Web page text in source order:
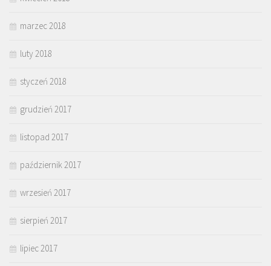
marzec 2018
luty 2018
styczeń 2018
grudzień 2017
listopad 2017
październik 2017
wrzesień 2017
sierpień 2017
lipiec 2017